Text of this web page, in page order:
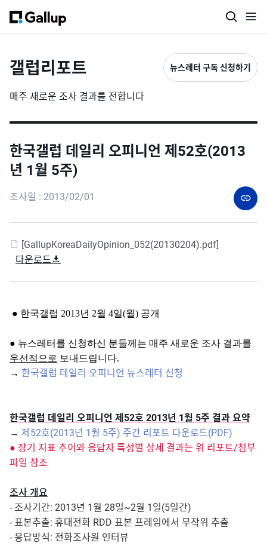
갤럽리포트
매주 새로운 조사 결과를 전합니다
뉴스레터 구독 신청하기
한국갤럽 데일리 오피니언 제52호(2013
년 1월 5주)
조사일 : 2013/02/01
[GallupKoreaDailyOpinion_052(20130204).pdf]
다운로드
● 한국갤럽 2013년 2월 4일(월) 공개
● 뉴스레터를 신청하신 분들께는 매주 새로운 조사 결과를
우선적으로 보내드립니다.
→ 한국갤럽 데일리 오피니언 뉴스레터 신청
한국갤럽 데일리 오피니언 제52호 2013년 1월 5주 결과 요약
→ 제52호(2013년 1월 5주) 주간 리포트 다운로드(PDF)
● 장기 지표 추이와 응답자 특성별 상세 결과는 위 리포트/첨부
파일 참조
조사 개요
- 조사기간: 2013년 1월 28일~2월 1일(5일간)
- 표본추출: 휴대전화 RDD 표본 프레임에서 무작위 추출
- 응답방식: 전화조사원 인터뷰